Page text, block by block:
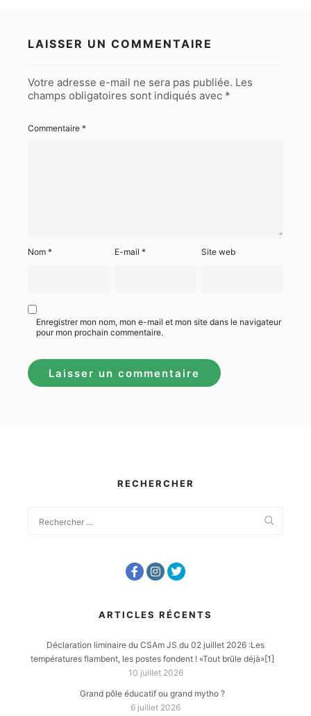
LAISSER UN COMMENTAIRE
Votre adresse e-mail ne sera pas publiée. Les
champs obligatoires sont indiqués avec *
Commentaire *
Nom * E-mail* Site web
Enregistrer mon nom, mon e-mail et mon site dans le navigateur
pour mon prochain commentaire.
RECHERCHER
ARTICLES RÉCENTS
Déclaration liminaire du CSAm JS du 02 juillet 2026 :Les
températures flambent, les postes fondent ! «Tout brûle déjà»[1]
10 juillet 2026
Grand pôle éducatif ou grand mytho ?
6 juillet 2026